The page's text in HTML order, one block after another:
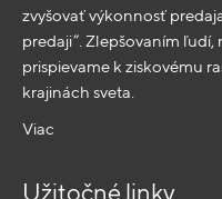
zvyšovať výkonnosť
predaji”. Zlepšovaním
prispievame k ziskovému
krajinách sveta.
Viac
Užitočné linky